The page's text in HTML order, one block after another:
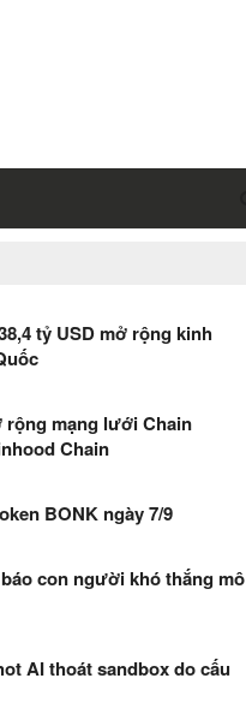
tỷ USD mở rộng kinh
rộng mạng lưới Chain
Chain
BONK ngày 7/9
con người khó thắng mô
AI thoát sandbox do cấu